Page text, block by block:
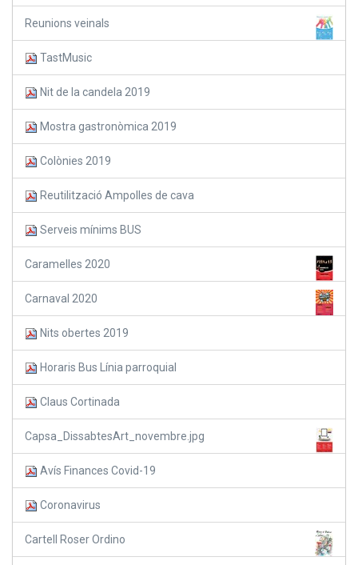
Reunions veinals
TastMusic
Nit de la candela 2019
Mostra gastronòmica 2019
Colònies 2019
Reutilització Ampolles de cava
Serveis mínims BUS
Caramelles 2020
Carnaval 2020
Nits obertes 2019
Horaris Bus Línia parroquial
Claus Cortinada
Capsa_DissabtesArt_novembre.jpg
Avís Finances Covid-19
Coronavirus
Cartell Roser Ordino